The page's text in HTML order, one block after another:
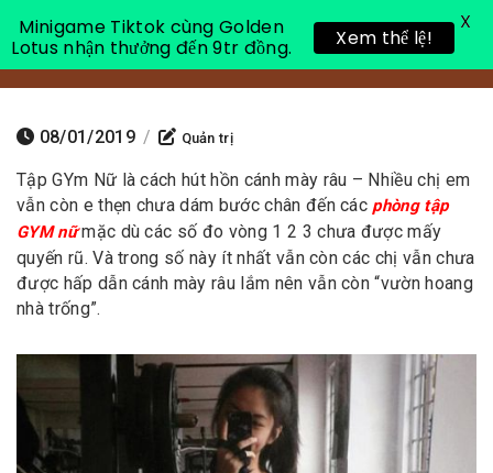
Toggle
08/01/2019 / Quản trị
Tập GYm Nữ là cách hút hồn cánh mày râu – Nhiều chị em
vẫn còn e thẹn chưa dám bước chân đến các phòng tập
GYM nữmặc dù các số đo vòng 1 2 3 chưa được mấy
quyến rũ. Và trong số này ít nhất vẫn còn các chị vẫn chưa
được hấp dẫn cánh mày râu lắm nên vẫn còn “vườn hoang
nhà trống”.
Minigame Tiktok cùng Golden
Lotus nhận thưởng đến 9tr đồng.
Xem thể lệ!
X